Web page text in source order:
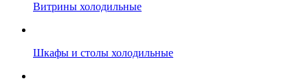
Витрины холодильные
Шкафы и столы холодильные